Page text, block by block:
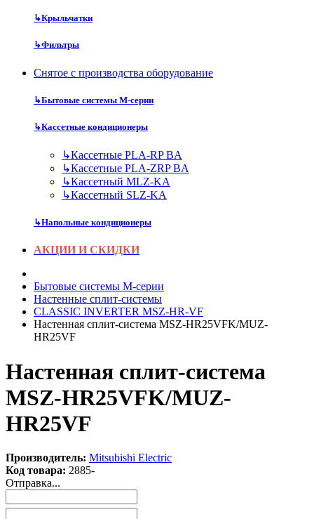
↳Крыльчатки
↳Фильтры
Снятое с производства оборудование
↳Бытовые системы M-серии
↳Кассетные кондиционеры
↳Кассетные PLA-RP BA
↳Кассетные PLA-ZRP BA
↳Кассетный MLZ-KA
↳Кассетный SLZ-KA
↳Напольные кондиционеры
АКЦИИ И СКИДКИ
Бытовые системы M-серии
Настенные сплит-системы
CLASSIC INVERTER MSZ-HR-VF
Настенная сплит-система MSZ-HR25VFK/MUZ-
HR25VF
Настенная сплит-система
MSZ-HR25VFK/MUZ-
HR25VF
Производитель: Mitsubishi Electric
Код товара: 2885-
Отправка...